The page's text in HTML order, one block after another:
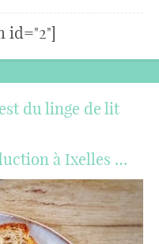
id="2"]
du linge de lit
à Ixelles …